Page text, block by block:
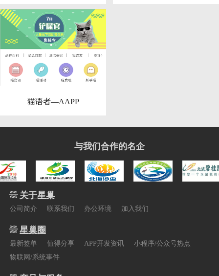
猫语者—AAPP
与我们合作的名企
关于星巢
公司简介 联系我们 办公环境 加入我们
星巢圈
最新签单 值得分享 APP开发资讯
小程序/公众号热点
物联网/系统事件